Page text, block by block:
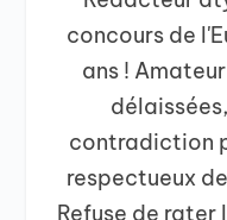
concours de
ans !
contradiction
respectueux
Refuse de rater